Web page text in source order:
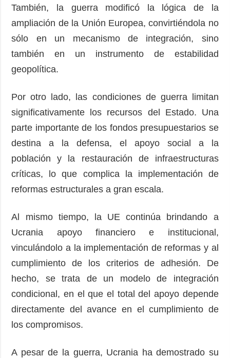
También, la guerra modificó la lógica de la
ampliación de la Unión Europea, convirtiéndola no
sólo en un mecanismo de integración, sino
también en un instrumento de estabilidad
geopolítica.
Por otro lado, las condiciones de guerra limitan
significativamente los recursos del Estado. Una
parte importante de los fondos presupuestarios se
destina a la defensa, el apoyo social a la
población y la restauración de infraestructuras
críticas, lo que complica la implementación de
reformas estructurales a gran escala.
Al mismo tiempo, la UE continúa brindando a
Ucrania apoyo financiero e institucional,
vinculándolo a la implementación de reformas y al
cumplimiento de los criterios de adhesión. De
hecho, se trata de un modelo de integración
condicional, en el que el total del apoyo depende
directamente del avance en el cumplimiento de
los compromisos.
A pesar de la guerra, Ucrania ha demostrado su